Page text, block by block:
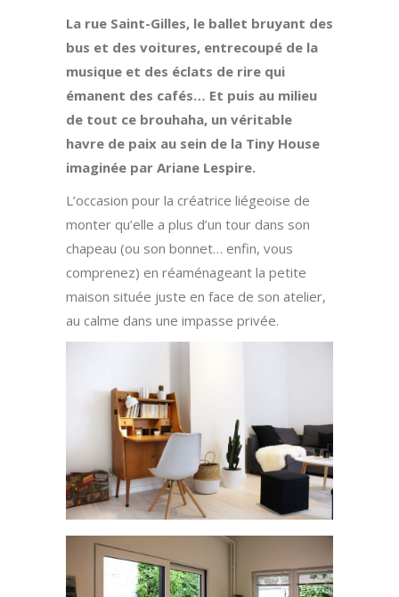
La rue Saint-Gilles, le ballet bruyant des
bus et des voitures, entrecoupé de la
musique et des éclats de rire qui
émanent des cafés… Et puis au milieu
de tout ce brouhaha, un véritable
havre de paix au sein de la Tiny House
imaginée par Ariane Lespire.
L’occasion pour la créatrice liégeoise de
monter qu’elle a plus d’un tour dans son
chapeau (ou son bonnet… enfin, vous
comprenez) en réaménageant la petite
maison située juste en face de son atelier,
au calme dans une impasse privée.